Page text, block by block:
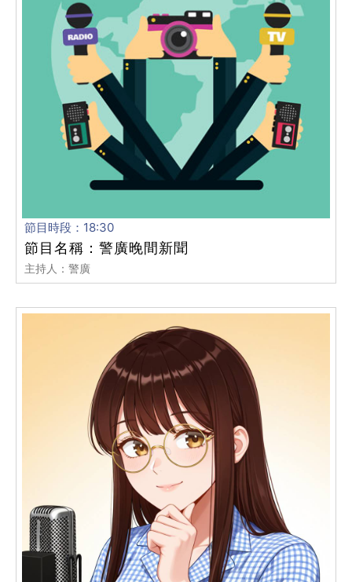
節目時段：18:30
節目名稱：警廣晚間新聞
主持人：警廣